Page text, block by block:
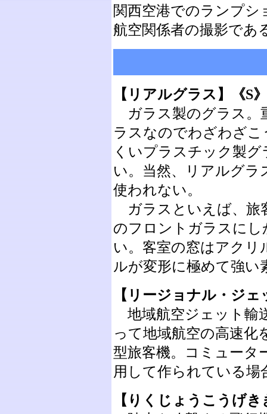
関西空港でのランプシ
航空関係者の撮影であ
【リアルグラス】《S》
ガラス製のグラス。
ラスなのでわざわざ
くいプラスチック製
い。当然、リアルグ
使われない。
ガラスといえば、旅
のフロントガラスに
い。客室の窓はアクリ
ルが変形に極めて強い
【リージョナル・ジ
地域航空ジェット輸
って地域航空の高速化
型旅客機。コミュータ
用して作られている場
【りくじょうこうげ